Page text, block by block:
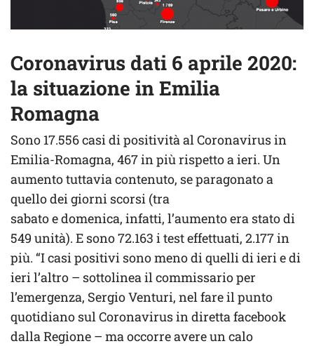
Coronavirus dati 6 aprile 2020:
la situazione in Emilia
Romagna
Sono 17.556 casi di positività al Coronavirus in
Emilia-Romagna, 467 in più rispetto a ieri. Un
aumento tuttavia contenuto, se paragonato a
quello dei giorni scorsi (tra
sabato e domenica, infatti, l’aumento era stato di
549 unità). E sono 72.163 i test effettuati, 2.177 in
più. “I casi positivi sono meno di quelli di ieri e di
ieri l’altro – sottolinea il commissario per
l’emergenza, Sergio Venturi, nel fare il punto
quotidiano sul Coronavirus in diretta facebook
dalla Regione – ma occorre avere un calo